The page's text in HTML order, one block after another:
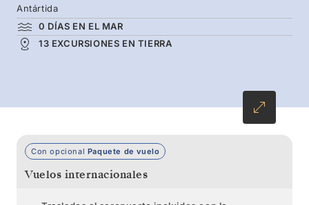
impresionantes del planeta. Una semana de
apasionantes expediciones que le permitirá
explorar la majestuosidad del estrecho
Antártida
0 DÍAS EN EL MAR
13 EXCURSIONES EN TIERRA
Con opcional Paquete de vuelo
Vuelos internacionales